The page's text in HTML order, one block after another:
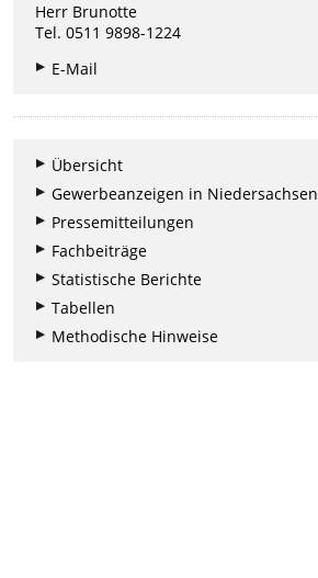
Herr Brunotte
Tel. 0511 9898-1224
E-Mail
Übersicht
Gewerbeanzeigen in Niedersachsen
Pressemitteilungen
Fachbeiträge
Statistische Berichte
Tabellen
Methodische Hinweise